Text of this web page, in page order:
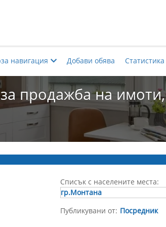
навигация Добави обява Статистика
продажба на
Списък с населените места:
гр.Монтана
Публикувани от: Посредник